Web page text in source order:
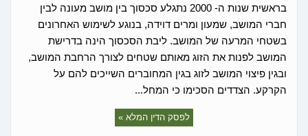
בראשית שנות ה- 2000 נתגלע סכסוך בין מושב מעונה לבין
חברי המושב, שמעון ומרים דוידה, בנוגע לשימוש האחרונים
בשטחי המרעה של המושב. ליבת הסכסוך הינה בדרישת
המושב לפנות את הזוג מאותם שטחים לצורך הרחבת המושב,
ובגין פיצוי המושב לזוג בגין המחוברים השייכים להם על
הקרקע. הצדדים הסכימו כי המחל...
לפסק הדין המלא »